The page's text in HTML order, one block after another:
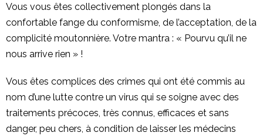
Vous vous êtes collectivement plongés dans la
confortable fange du conformisme, de l’acceptation, de la
complicité moutonnière. Votre mantra : « Pourvu qu’il ne
nous arrive rien » !
Vous êtes complices des crimes qui ont été commis au
nom d’une lutte contre un virus qui se soigne avec des
traitements précoces, très connus, efficaces et sans
danger, peu chers, à condition de laisser les médecins